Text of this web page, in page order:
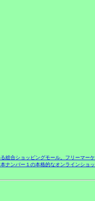
総合ショッピングモール。フリーマー
ナンバー１の本格的なオンラインショ